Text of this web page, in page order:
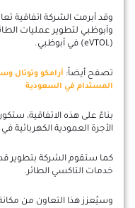
وقد أبرمت الشركة اتفاقية
وأبوظبي لتطوير عمليات
(eVTOL) في أبوظبي.
تصفح أيضاً: أرامكو وتوتال
المستدام في السعودية
بناءً على هذه الاتفاقية،
الأجرة العمودية
كما ستقوم الشركة بتطوير
خدمات التاكسي الطائر.
وسيُعزز هذا التعاون من